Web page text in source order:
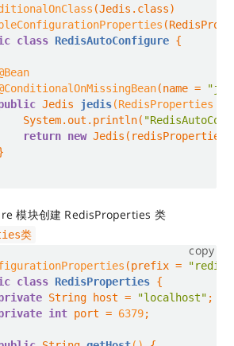
class RedisAutoConfigure
(name =
Jedis jedis(RedisProperties
System.out.println(
return new
模块创建 RedisProperties 类
类
copy
(prefix =
"redis"
class RedisProperties
String host = "localhost"
int port = 6379